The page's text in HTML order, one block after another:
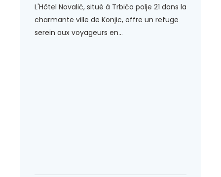
L'Hôtel Novalić, situé à Trbića polje 21 dans la
charmante ville de Konjic, offre un refuge
serein aux voyageurs en...